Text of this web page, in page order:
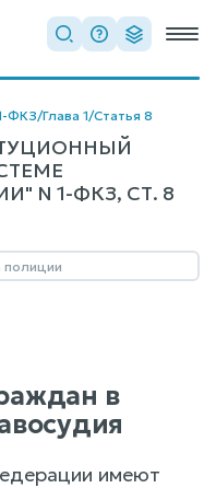
ФКЗ/Глава 1/Статья 8
N 1-ФКЗ, СТ. 8
в
имеют